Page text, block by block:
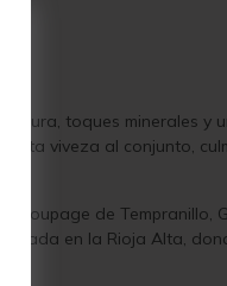
toques minerales y
viveza al conjunto,
coupage de Tempranillo,
en la Rioja Alta,